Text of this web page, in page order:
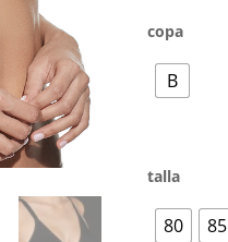
copa
B
talla
80 85